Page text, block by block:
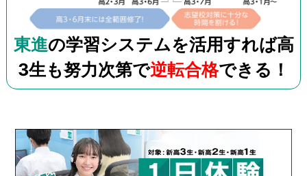
東進の学習システムを活用すれば高
3生も努力次第で逆転合格できる！